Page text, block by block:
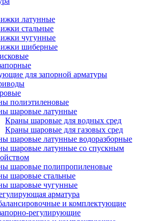
латунные
стальные
чугунные
шиберные
для запорной арматуры
полиэтиленовые
шаровые латунные
Краны шаровые для водных сред
Краны шаровые для газовых сред
шаровые латунные водоразборные
шаровые латунные со спускным
шаровые полипропиленовые
шаровые стальные
шаровые чугунные
арматура
и комплектующие
регулирующие